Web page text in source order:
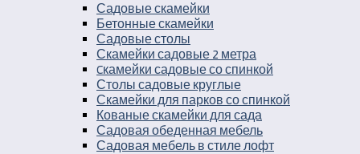
Садовые скамейки
Бетонные скамейки
Садовые столы
Скамейки садовые 2 метра
Cкамейки садовые со спинкой
Столы садовые круглые
Скамейки для парков со спинкой
Кованые скамейки для сада
Садовая обеденная мебель
Садовая мебель в стиле лофт